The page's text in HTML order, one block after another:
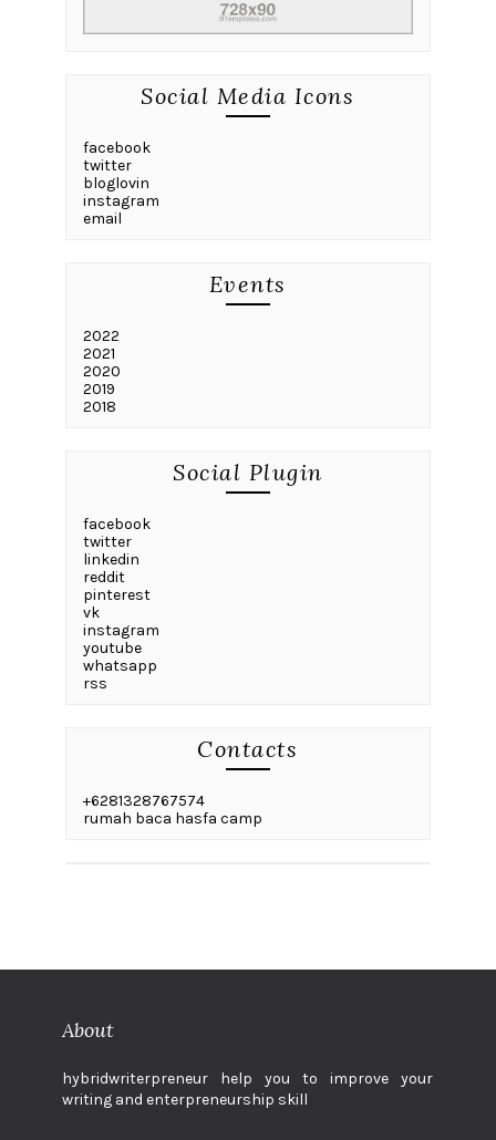
Social Media Icons
facebook
twitter
bloglovin
instagram
email
Events
2022
2021
2020
2019
2018
Social Plugin
facebook
twitter
linkedin
reddit
pinterest
vk
instagram
youtube
whatsapp
rss
Contacts
+6281328767574
rumah baca hasfa camp
About
hybridwriterpreneur help you to improve your
writing and enterpreneurship skill